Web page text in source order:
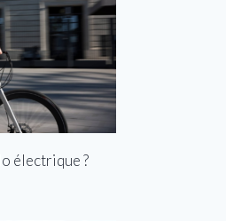
électrique ?